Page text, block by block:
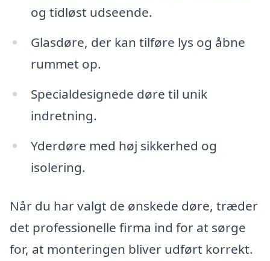
og tidløst udseende.
Glasdøre, der kan tilføre lys og åbne
rummet op.
Specialdesignede døre til unik
indretning.
Yderdøre med høj sikkerhed og
isolering.
Når du har valgt de ønskede døre, træder
det professionelle firma ind for at sørge
for, at monteringen bliver udført korrekt.